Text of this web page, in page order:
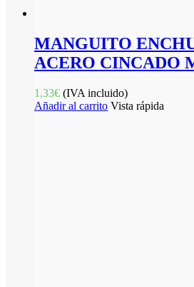
MANGUITO
ACERO CINCADO
1,33€ (IVA incluido)
Añadir al carrito Vista rápida